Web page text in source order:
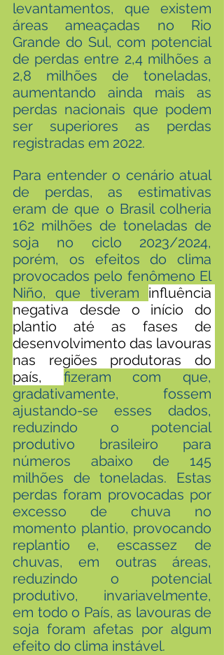
levantamentos, que existem
áreas ameaçadas no Rio
Grande do Sul, com potencial
de perdas entre 2,4 milhões a
2,8 milhões de toneladas,
aumentando ainda mais as
perdas nacionais que podem
ser superiores as perdas
registradas em 2022.
Para entender o cenário atual
de perdas, as estimativas
eram de que o Brasil colheria
162 milhões de toneladas de
soja no ciclo 2023/2024,
porém, os efeitos do clima
provocados pelo fenômeno El
Niño, que tiveram influência
negativa desde o início do
plantio até as fases de
desenvolvimento das lavouras
nas regiões produtoras do
país, fizeram com que,
gradativamente, fossem
ajustando-se esses dados,
reduzindo o potencial
produtivo brasileiro para
números abaixo de 145
milhões de toneladas. Estas
perdas foram provocadas por
excesso de chuva no
momento plantio, provocando
replantio e, escassez de
chuvas, em outras áreas,
reduzindo o potencial
produtivo, invariavelmente,
em todo o País, as lavouras de
soja foram afetas por algum
efeito do clima instável.